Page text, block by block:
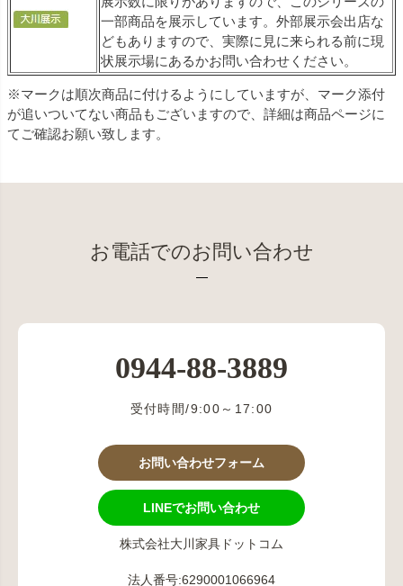
一部商品を展示しています。外部展示会出店な
どもありますので、実際に見に来られる前に現
状展示場にあるかお問い合わせください。
※マークは順次商品に付けるようにしていますが、マーク添付
が追いついてない商品もございますので、詳細は商品ページに
てご確認お願い致します。
お電話でのお問い合わせ
0944-88-3889
受付時間/9:00～17:00
お問い合わせフォーム
LINEでお問い合わせ
株式会社大川家具ドットコム
法人番号:6290001066964